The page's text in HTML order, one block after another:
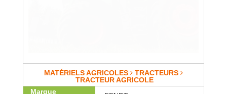
MATÉRIELS AGRICOLES
TRACTEURS
TRACTEUR AGRICOLE
Marque